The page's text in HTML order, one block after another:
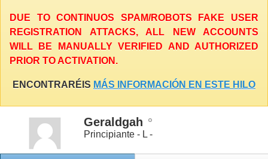
DUE TO CONTINUOS SPAM/ROBOTS FAKE USER
REGISTRATION ATTACKS, ALL NEW ACCOUNTS
WILL BE MANUALLY VERIFIED AND AUTHORIZED
PRIOR TO ACTIVATION.
ENCONTRARÉIS MÁS INFORMACIÓN EN ESTE HILO
Geraldgah
Principiante - L -